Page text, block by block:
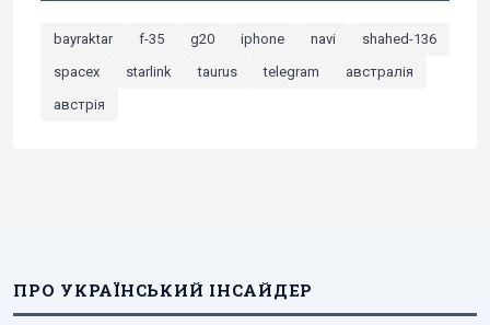
bayraktar f-35 g20 iphone navi
shahed-136
spacex
starlink taurus telegram
австралія
австрія
ПРО УКРАЇНСЬКИЙ ІНСАЙДЕР